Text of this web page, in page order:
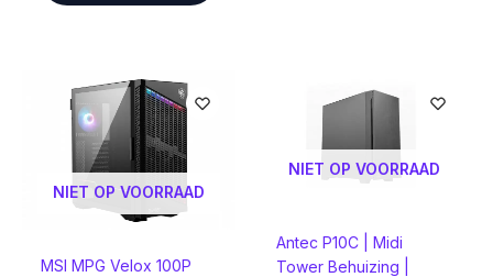
NIET OP VOORRAAD
MSI MPG Velox 100P
NIET OP VOORRAAD
Antec P10C | Midi
Tower Behuizing |